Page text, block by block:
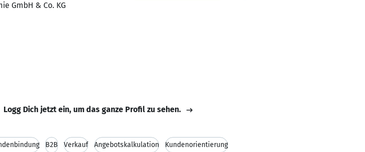
GmbH & Co. KG
Logg Dich jetzt ein, um das ganze Profil zu sehen.
B2B Verkauf Angebotskalkulation Kundenorientierung